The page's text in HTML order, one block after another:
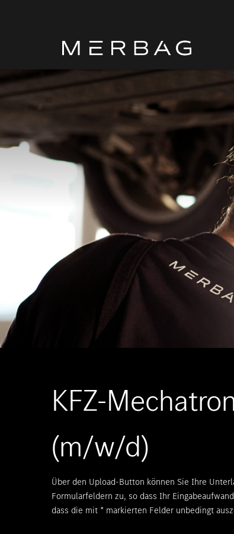
KFZ-
(m/w/d)
Über den Upload-Button können Sie Ihre
Formularfeldern zu, so dass Ihr
dass die mit * markierten Felder unbedingt